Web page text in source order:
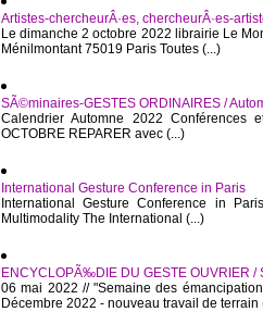
Artistes-chercheurÂ·es, chercheurÂ·es-
Le dimanche 2 octobre 2022 librairie Le
Ménilmontant 75019 Paris Toutes (...)
SÃ©minaires-GESTES ORDINAIRES /
Calendrier Automne 2022
OCTOBRE REPARER avec (...)
International Gesture Conference in Paris
International Gesture Conference in
Multimodality The International (...)
ENCYCLOPÃ‰DIE DU GESTE OUVRIER /
06 mai 2022 // "Semaine des
Décembre 2022 - nouveau travail de terrain